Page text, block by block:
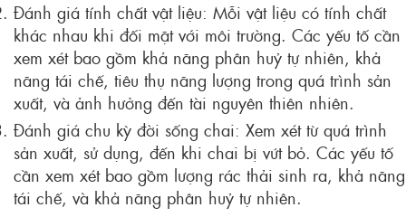
Đánh giá tính chất vật liệu: Mỗi vật liệu có tính chất
khác nhau khi đối mặt với môi trường. Các yếu tố cần
xem xét bao gồm khả năng phân huỷ tự nhiên, khả
năng tái chế, tiêu thụ năng lượng trong quá trình sản
xuất, và ảnh hưởng đến tài nguyên thiên nhiên.
Đánh giá chu kỳ đời sống chai: Xem xét từ quá trình
sản xuất, sử dụng, đến khi chai bị vứt bỏ. Các yếu tố
cần xem xét bao gồm lượng rác thải sinh ra, khả năng
tái chế, và khả năng phân huỷ tự nhiên.